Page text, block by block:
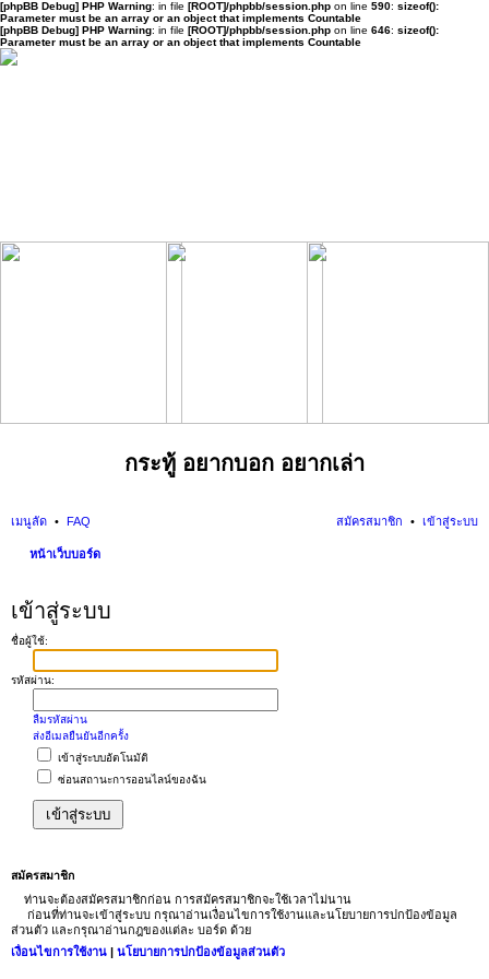
[phpBB Debug] PHP Warning: in file [ROOT]/phpbb/session.php on line 590: sizeof():
Parameter must be an array or an object that implements Countable
[phpBB Debug] PHP Warning: in file [ROOT]/phpbb/session.php on line 646: sizeof():
Parameter must be an array or an object that implements Countable
กระทู้ อยากบอก อยากเล่า
เมนูลัด FAQ เข้าสู่ระบบ
สมัครสมาชิก
หน้าเว็บบอร์ด
เข้าสู่ระบบ
ชื่อผู้ใช้:
รหัสผ่าน:
ลืมรหัสผ่าน
ส่งอีเมลยืนยันอีกครั้ง
เข้าสู่ระบบอัตโนมัติ
ซ่อนสถานะการออนไลน์ของฉัน
สมัครสมาชิก
ท่านจะต้องสมัครสมาชิกก่อน การสมัครสมาชิกจะใช้เวลาไม่นาน
ก่อนที่ท่านจะเข้าสู่ระบบ กรุณาอ่านเงื่อนไขการใช้งานและนโยบายการปกป้องข้อมูล
ส่วนตัว และกรุณาอ่านกฎของแต่ละ บอร์ด ด้วย
เงื่อนไขการใช้งาน | นโยบายการปกป้องข้อมูลส่วนตัว